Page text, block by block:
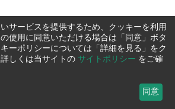
サービスを提供するため、クッキーを利用
使用に同意いただける場合は「同意」ボタ
ーポリシーについては「詳細を見る」をク
しくは当サイトの サイトポリシー をご確
同意